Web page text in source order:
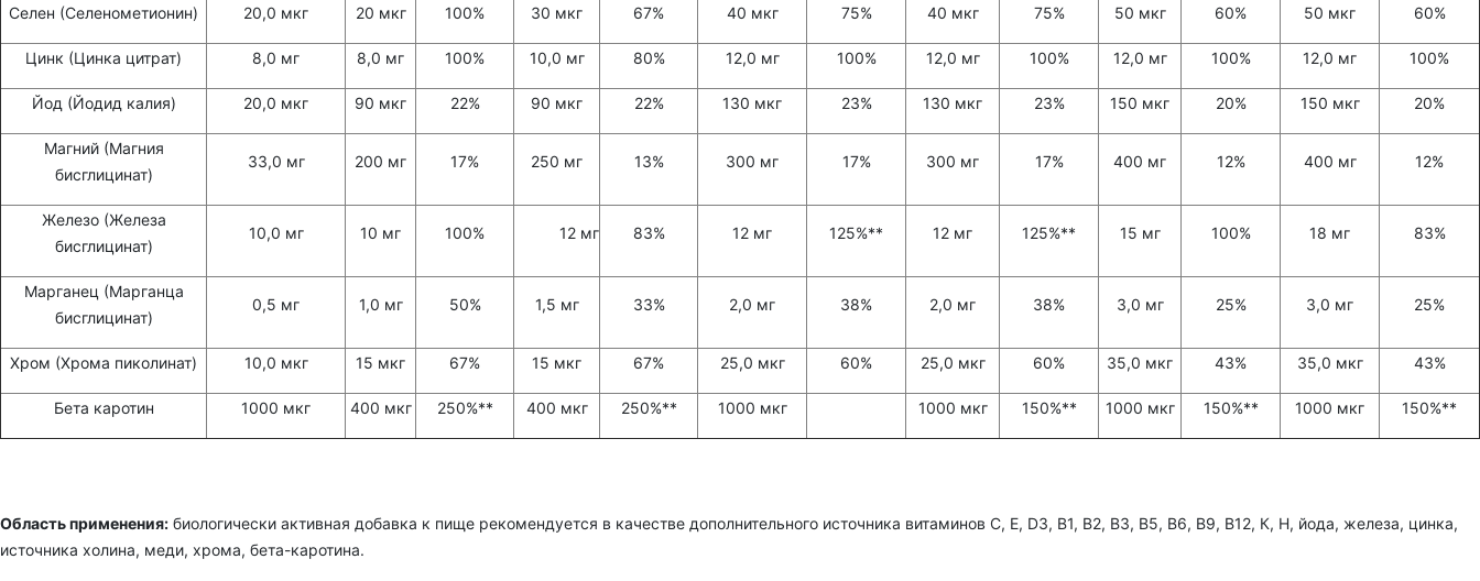
Селен (Селенометионин) 20,0 мкг 20 мкг 100% 30 мкг 67% 40 мкг 75% 40 мкг 75% 50 мкг 60% 50 мкг 60%
Цинк (Цинка цитрат) 8,0 мг 8,0 мг 100% 10,0 мг 80% 12,0 мг 100% 12,0 мг 100% 12,0 мг 100% 12,0 мг 100%
Йод (Йодид калия) 20,0 мкг 90 мкг 22% 90 мкг 22% 130 мкг 23% 130 мкг 23% 150 мкг 20% 150 мкг 20%
Магний (Магния
бисглицинат)
33,0 мг 200 мг 17% 250 мг 13% 300 мг 17% 300 мг 17% 400 мг 12% 400 мг 12%
Железо (Железа
бисглицинат)
10,0 мг 10 мг 100% 12 мг 83% 12 мг 125%** 12 мг 125%** 15 мг 100% 18 мг 83%
Марганец (Марганца
бисглицинат)
0,5 мг 1,0 мг 50% 1,5 мг 33% 2,0 мг 38% 2,0 мг 38% 3,0 мг 25% 3,0 мг 25%
Хром (Хрома пиколинат) 10,0 мкг 15 мкг 67% 15 мкг 67% 25,0 мкг 60% 25,0 мкг 60% 35,0 мкг 43% 35,0 мкг 43%
Бета каротин 1000 мкг 400 мкг 250%** 400 мкг 250%** 1000 мкг 1000 мкг 150%** 1000 мкг 150%** 1000 мкг 150%**
Область применения: биологически активная добавка к пище рекомендуется в качестве дополнительного источника витаминов С, Е, D3, В1, В2, В3, В5, В6, В9, В12, К, Н, йода, железа, цинка,
источника холина, меди, хрома, бета-каротина.